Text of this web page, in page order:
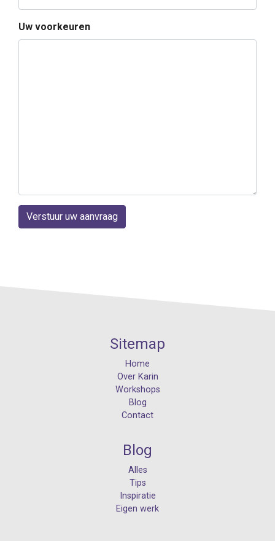
Uw voorkeuren
Verstuur uw aanvraag
Sitemap
Home
Over Karin
Workshops
Blog
Contact
Blog
Alles
Tips
Inspiratie
Eigen werk